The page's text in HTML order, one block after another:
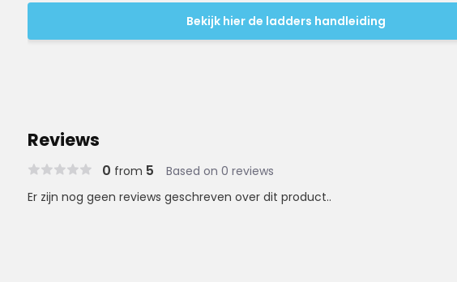
Bekijk hier de ladders handleiding
Reviews
0 from 5 Based on 0 reviews
Er zijn nog geen reviews geschreven over dit product..